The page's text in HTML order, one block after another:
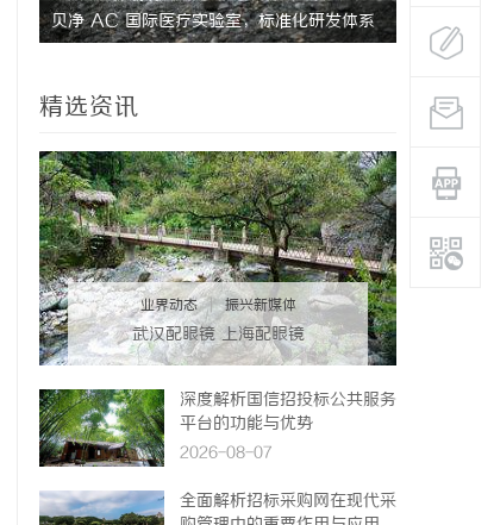
贝净 AC 国际医疗实验室，标准化研发体系 武汉配眼
精选资讯
业界动态 | 振兴新媒体
武汉配眼镜 上海配眼镜
深度解析国信招投标公共服务
平台的功能与优势
2026-08-07
全面解析招标采购网在现代采